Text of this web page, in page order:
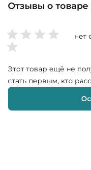
Отзывы о товаре
нет
Этот товар ещё не
стать первым, кто